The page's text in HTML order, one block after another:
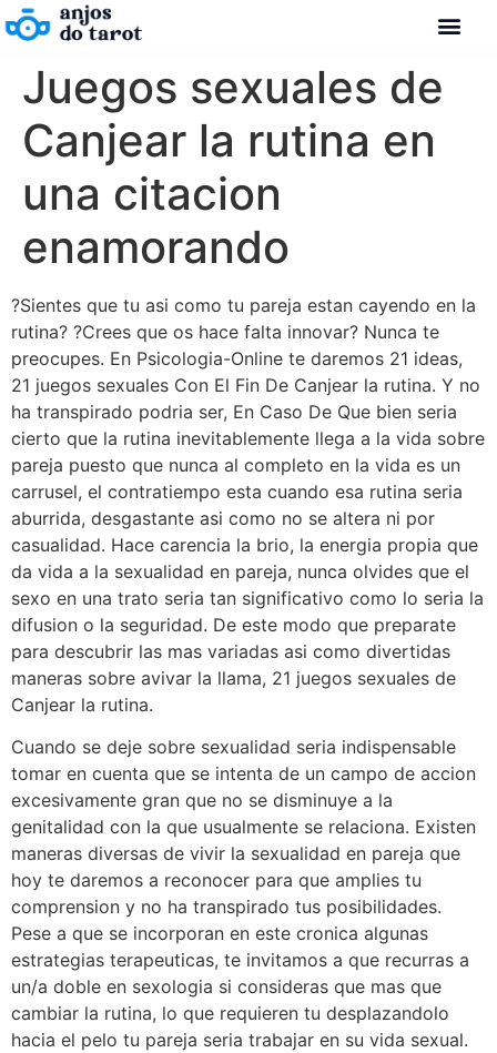
Juegos sexuales de
Canjear la rutina en
una citacion
enamorando
?Sientes que tu asi como tu pareja estan cayendo en la
rutina? ?Crees que os hace falta innovar? Nunca te
preocupes. En Psicologia-Online te daremos 21 ideas,
21 juegos sexuales Con El Fin De Canjear la rutina. Y no
ha transpirado podria ser, En Caso De Que bien seria
cierto que la rutina inevitablemente llega a la vida sobre
pareja puesto que nunca al completo en la vida es un
carrusel, el contratiempo esta cuando esa rutina seria
aburrida, desgastante asi como no se altera ni por
casualidad. Hace carencia la brio, la energia propia que
da vida a la sexualidad en pareja, nunca olvides que el
sexo en una trato seria tan significativo como lo seria la
difusion o la seguridad. De este modo que preparate
para descubrir las mas variadas asi como divertidas
maneras sobre avivar la llama, 21 juegos sexuales de
Canjear la rutina.
Cuando se deje sobre sexualidad seria indispensable
tomar en cuenta que se intenta de un campo de accion
excesivamente gran que no se disminuye a la
genitalidad con la que usualmente se relaciona. Existen
maneras diversas de vivir la sexualidad en pareja que
hoy te daremos a reconocer para que amplies tu
comprension y no ha transpirado tus posibilidades.
Pese a que se incorporan en este cronica algunas
estrategias terapeuticas, te invitamos a que recurras a
un/a doble en sexologia si consideras que mas que
cambiar la rutina, lo que requieren tu desplazandolo
hacia el pelo tu pareja seria trabajar en su vida sexual.